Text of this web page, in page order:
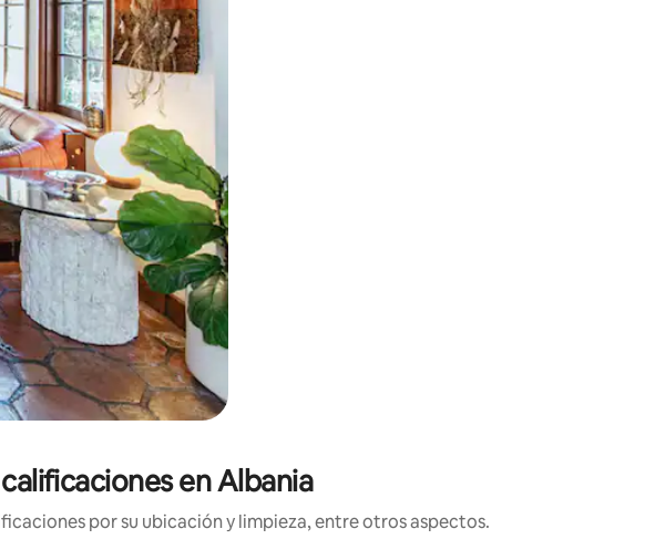
explorá deslizando el dedo.
en Albania
por su ubicación y limpieza, entre otros aspectos.